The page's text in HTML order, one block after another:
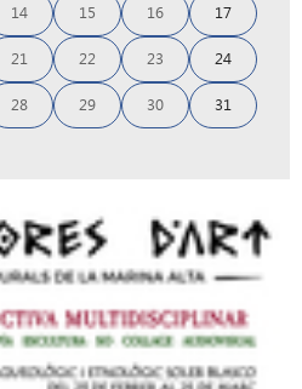
14 15 16 17
21 22 23 24
28 29 30 31